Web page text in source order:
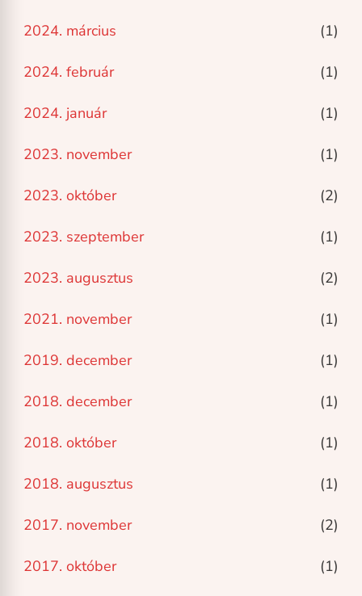
2024. március (1)
2024. február (1)
2024. január (1)
2023. november (1)
2023. október (2)
2023. szeptember (1)
2023. augusztus (2)
2021. november (1)
2019. december (1)
2018. december (1)
2018. október (1)
2018. augusztus (1)
2017. november (2)
2017. október (1)